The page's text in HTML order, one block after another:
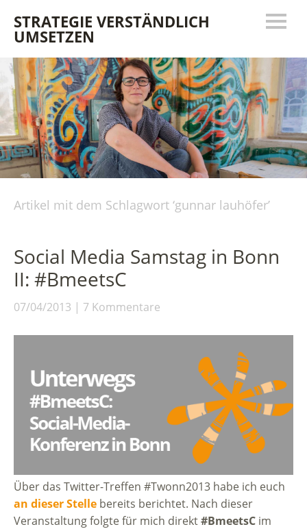
STRATEGIE VERSTÄNDLICH
UMSETZEN
Artikel mit dem Schlagwort ‘gunnar lauhöfer’
Social Media Samstag in Bonn
II: #BmeetsC
07/04/2013 7 Kommentare
Über das Twitter-Treffen #Twonn2013 habe ich euch
an dieser Stelle bereits berichtet. Nach dieser
Veranstaltung folgte für mich direkt#BmeetsC im